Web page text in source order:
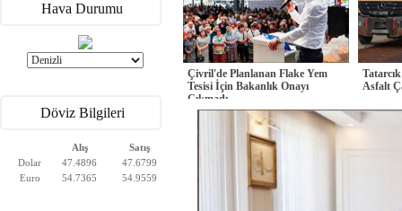
Hava Durumu
Döviz Bilgileri
Alış
Satış
Dolar
47.4896
47.6799
Euro
54.7365 54.9559
Çivril'de Planlanan Flake Yem
Tesisi İçin Bakanlık Onayı
Çıkmadı
Asfalt